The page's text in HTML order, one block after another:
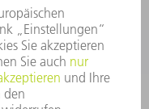
Uhr
- 17:30 Uhr